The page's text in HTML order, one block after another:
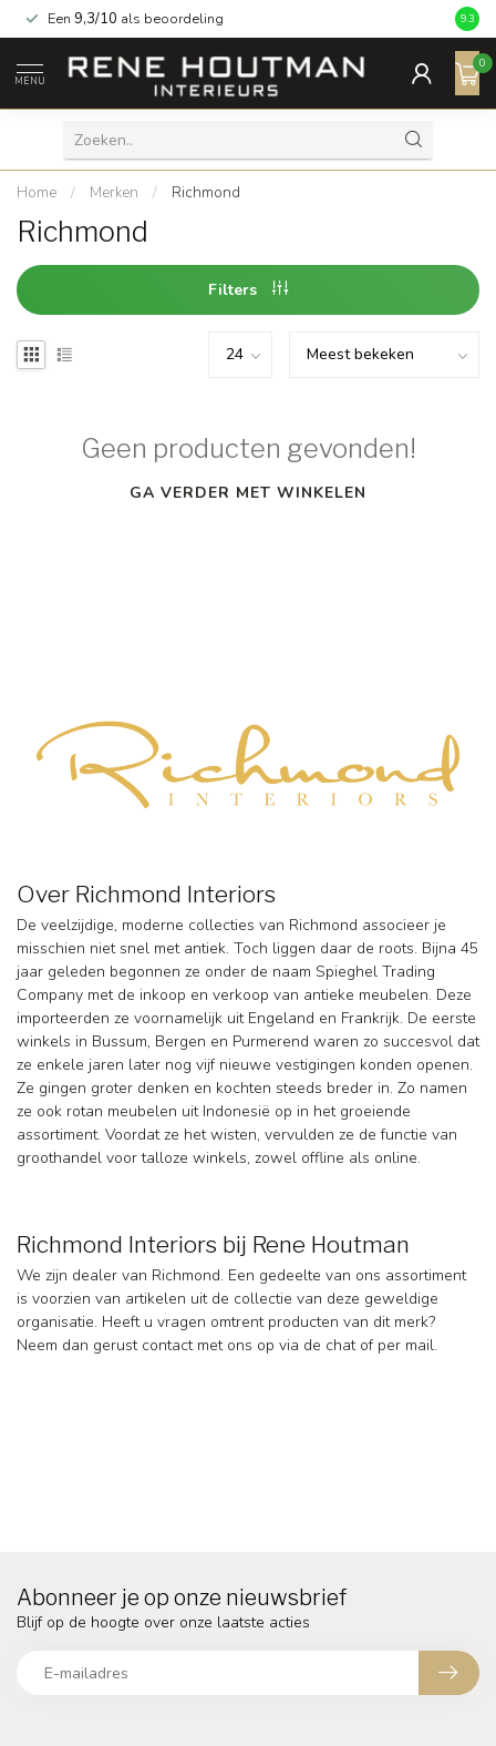
Een 9,3/10 als beoordeling 9.3
MENU
0
Home / Merken / Richmond
Richmond
Filters
Geen producten gevonden!
GA VERDER MET WINKELEN
Over Richmond Interiors
De veelzijdige, moderne collecties van Richmond associeer je
misschien niet snel met antiek. Toch liggen daar de roots. Bijna 45
jaar geleden begonnen ze onder de naam Spieghel Trading
Company met de inkoop en verkoop van antieke meubelen. Deze
importeerden ze voornamelijk uit Engeland en Frankrijk. De eerste
winkels in Bussum, Bergen en Purmerend waren zo succesvol dat
ze enkele jaren later nog vijf nieuwe vestigingen konden openen.
Ze gingen groter denken en kochten steeds breder in. Zo namen
ze ook rotan meubelen uit Indonesië op in het groeiende
assortiment. Voordat ze het wisten, vervulden ze de functie van
groothandel voor talloze winkels, zowel offline als online.
Richmond Interiors bij Rene Houtman
We zijn dealer van Richmond. Een gedeelte van ons assortiment
is voorzien van artikelen uit de collectie van deze geweldige
organisatie. Heeft u vragen omtrent producten van dit merk?
Neem dan gerust contact met ons op via de chat of per mail.
Abonneer je op onze nieuwsbrief
Blijf op de hoogte over onze laatste acties